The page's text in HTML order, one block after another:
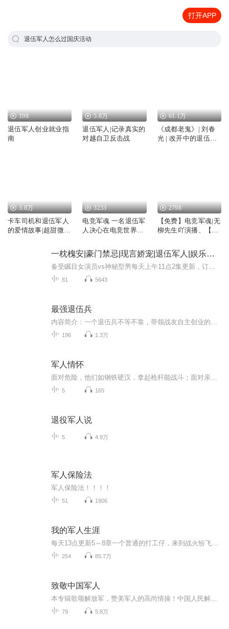
打开APP
退伍军人怎么过国庆活动
198
退伍军人创业就业指
南
5.8万
退伍军人|记录真实的
对越自卫反击战
61.1万
《成都老鬼》| 刘春
光 | 改开中的退伍军
3.8万
卡车司机和退伍军人
的爱情故事|超甜微
3233
电竞军魂 一名退伍军
人决心在电竞世界中
2798
【免费】电竞军魂|无
柳先生吖演播、【单
伍军人的电竞之路
一枕槐安|豪门禁忌|现言娇宠|退伍军人|娱乐圈之殇|多人精品有声剧
81 5643
最强退伍兵
196 1.3万
军人情怀
5 165
退役军人说
5 4.9万
军人保险法
军人保险法！！！！
51 1906
我的军人生涯
254 85.7万
致敬中国军人
79 5.8万